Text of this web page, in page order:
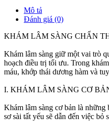
Mô tả
Đánh giá (0)
KHÁM LÂM SÀNG CHẨN
Khám lâm sàng giữ một vai trò
hoạch điều trị tối ưu. Trong
máu, khớp thái dương hàm và
I. KHÁM LÂM SÀNG CƠ
Khám lâm sàng cơ bản là
sơ sài tất yếu sẽ dẫn đến việc